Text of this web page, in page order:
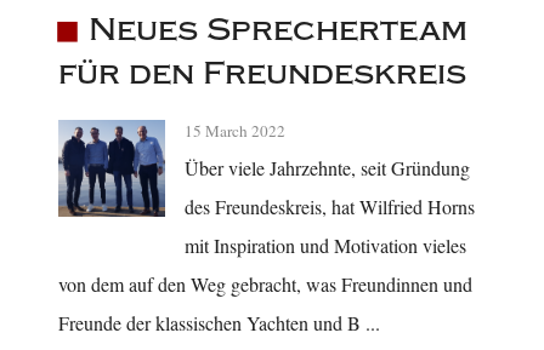
Neues Sprecherteam
für den Freundeskreis
15 March 2022
Über viele Jahrzehnte, seit Gründung
des Freundeskreis, hat Wilfried Horns
mit Inspiration und Motivation vieles
von dem auf den Weg gebracht, was Freundinnen und
Freunde der klassischen Yachten und B ...